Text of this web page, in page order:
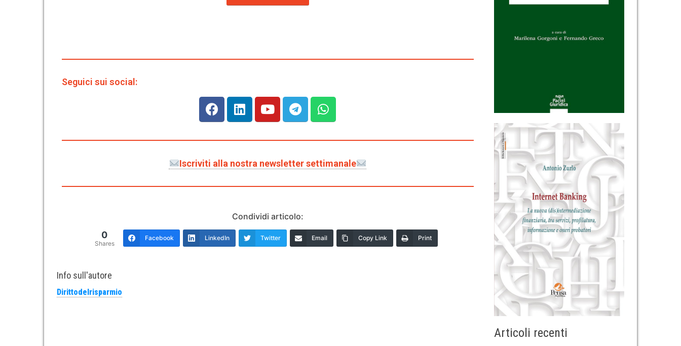
Seguici sui social:
Iscriviti alla nostra newsletter settimanale
Condividi articolo:
0
Shares
Facebook LinkedIn Twitter Email Copy Link Print
Info sull'autore
Dirittodelrisparmio
Articoli recenti